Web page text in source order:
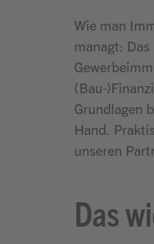
Wie man
managt:
(Bau-
Grundlagen
Hand.
unseren
Das